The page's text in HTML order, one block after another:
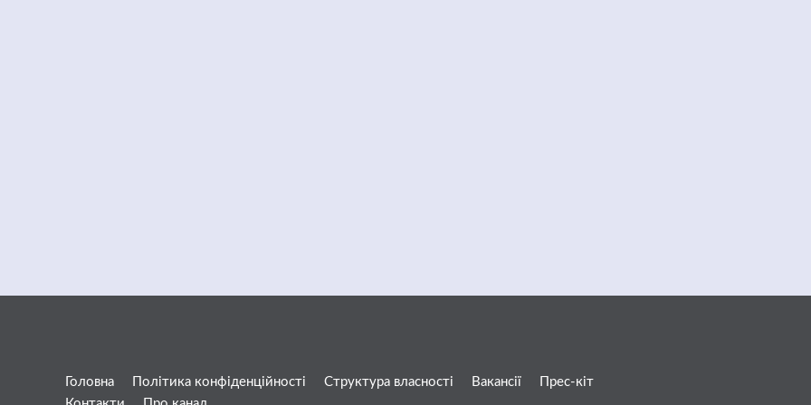
Головна Політика конфіденційності Структура власності Вакансії
Прес-кіт